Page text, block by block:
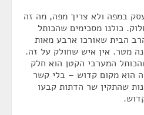
במפה ולא צריך מפה, מה זה
כולנו מסכימים שהכותל
הבית שאורכו ארבע מאות
מטר. אין איש שחולק על זה.
המערבי הקטן הוא חלק
הוא מקום קדוש – בלי קשר
שהתקין שר הדתות קבעו